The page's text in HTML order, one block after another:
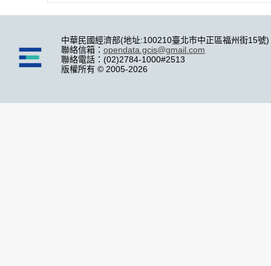
中華民國經濟部(地址:100210臺北市中正區福州街15號)
聯絡信箱： opendata.gcis@gmail.com
聯絡電話：(02)2784-1000#2513
版權所有 © 2005-2026